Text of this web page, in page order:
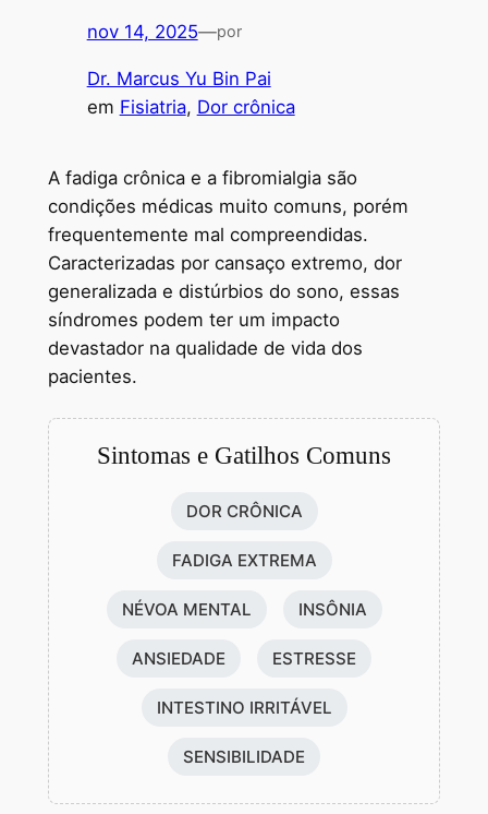
nov 14, 2025—por
Dr. Marcus Yu Bin Pai
em Fisiatria, Dor crônica
A fadiga crônica e a fibromialgia são
condições médicas muito comuns, porém
frequentemente mal compreendidas.
Caracterizadas por cansaço extremo, dor
generalizada e distúrbios do sono, essas
síndromes podem ter um impacto
devastador na qualidade de vida dos
pacientes.
Sintomas e Gatilhos Comuns
DOR CRÔNICA
FADIGA EXTREMA
NÉVOA MENTAL INSÔNIA
ANSIEDADE ESTRESSE
INTESTINO IRRITÁVEL
SENSIBILIDADE